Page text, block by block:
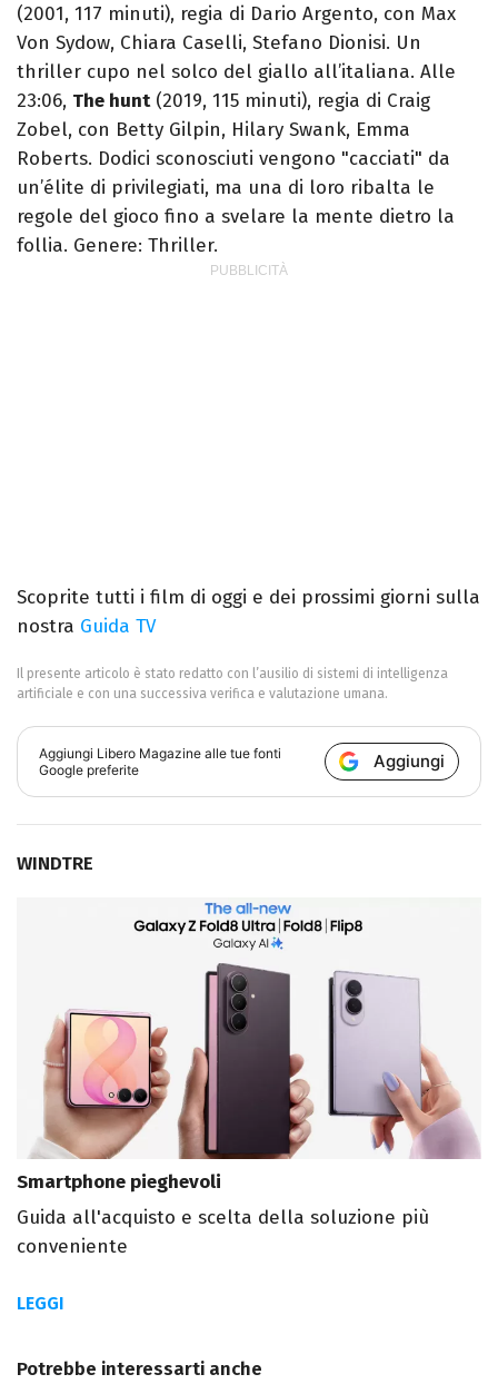
(2001, 117 minuti), regia di Dario Argento, con Max
Von Sydow, Chiara Caselli, Stefano Dionisi. Un
thriller cupo nel solco del giallo all’italiana. Alle
23:06, The hunt(2019, 115 minuti), regia di Craig
Zobel, con Betty Gilpin, Hilary Swank, Emma
Roberts. Dodici sconosciuti vengono "cacciati" da
un’élite di privilegiati, ma una di loro ribalta le
regole del gioco fino a svelare la mente dietro la
follia. Genere: Thriller.
Scoprite tutti i film di oggi e dei prossimi giorni sulla
nostra Guida TV
Il presente articolo è stato redatto con l’ausilio di sistemi di intelligenza
artificiale e con una successiva verifica e valutazione umana.
Aggiungi Libero Magazine alle tue fonti
Google preferite
Aggiungi
WINDTRE
Smartphone pieghevoli
Guida all'acquisto e scelta della soluzione più
conveniente
LEGGI
Potrebbe interessarti anche